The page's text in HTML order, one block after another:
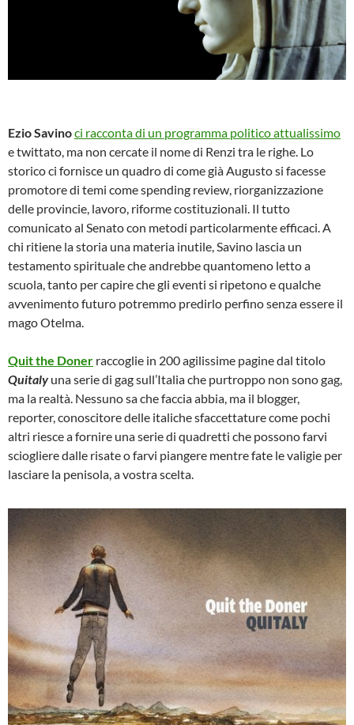
Ezio Savinoci racconta di un programma politico attualissimo
e twittato, ma non cercate il nome di Renzi tra le righe. Lo
storico ci fornisce un quadro di come già Augusto si facesse
promotore di temi come spending review, riorganizzazione
delle provincie, lavoro, riforme costituzionali. Il tutto
comunicato al Senato con metodi particolarmente efficaci. A
chi ritiene la storia una materia inutile, Savino lascia un
testamento spirituale che andrebbe quantomeno letto a
scuola, tanto per capire che gli eventi si ripetono e qualche
avvenimento futuro potremmo predirlo perfino senza essere il
mago Otelma.
Quit the Doner raccoglie in 200 agilissime pagine dal titolo
Quitalyuna serie di gag sull’Italia che purtroppo non sono gag,
ma la realtà. Nessuno sa che faccia abbia, ma il blogger,
reporter, conoscitore delle italiche sfaccettature come pochi
altri riesce a fornire una serie di quadretti che possono farvi
sciogliere dalle risate o farvi piangere mentre fate le valigie per
lasciare la penisola, a vostra scelta.